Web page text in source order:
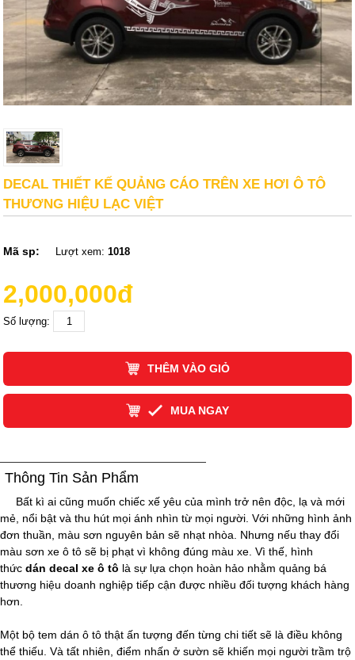
DECAL THIẾT KẾ QUẢNG CÁO TRÊN XE HƠI Ô TÔ
THƯƠNG HIỆU LẠC VIỆT
Mã sp: Lượt xem:1018
2,000,000đ
Số lượng:
THÊM VÀO GIỎ
MUA NGAY
Thông Tin Sản Phẩm
Bất kì ai cũng muốn chiếc xế yêu của mình trở nên độc, lạ và mới
mẻ, nổi bật và thu hút mọi ánh nhìn từ mọi người. Với những hình ảnh
đơn thuần, màu sơn nguyên bản sẽ nhạt nhòa. Nhưng nếu thay đổi
màu sơn xe ô tô sẽ bị phạt vì không đúng màu xe. Vì thế, hình
thức dán decal xe ô tô là sự lựa chọn hoàn hảo nhằm quảng bá
thương hiệu doanh nghiệp tiếp cận được nhiều đối tượng khách hàng
hơn.
Một bộ tem dán ô tô thật ấn tượng đến từng chi tiết sẽ là điều không
thể thiếu. Và tất nhiên, điểm nhấn ở sườn sẽ khiến mọi người trầm trộ